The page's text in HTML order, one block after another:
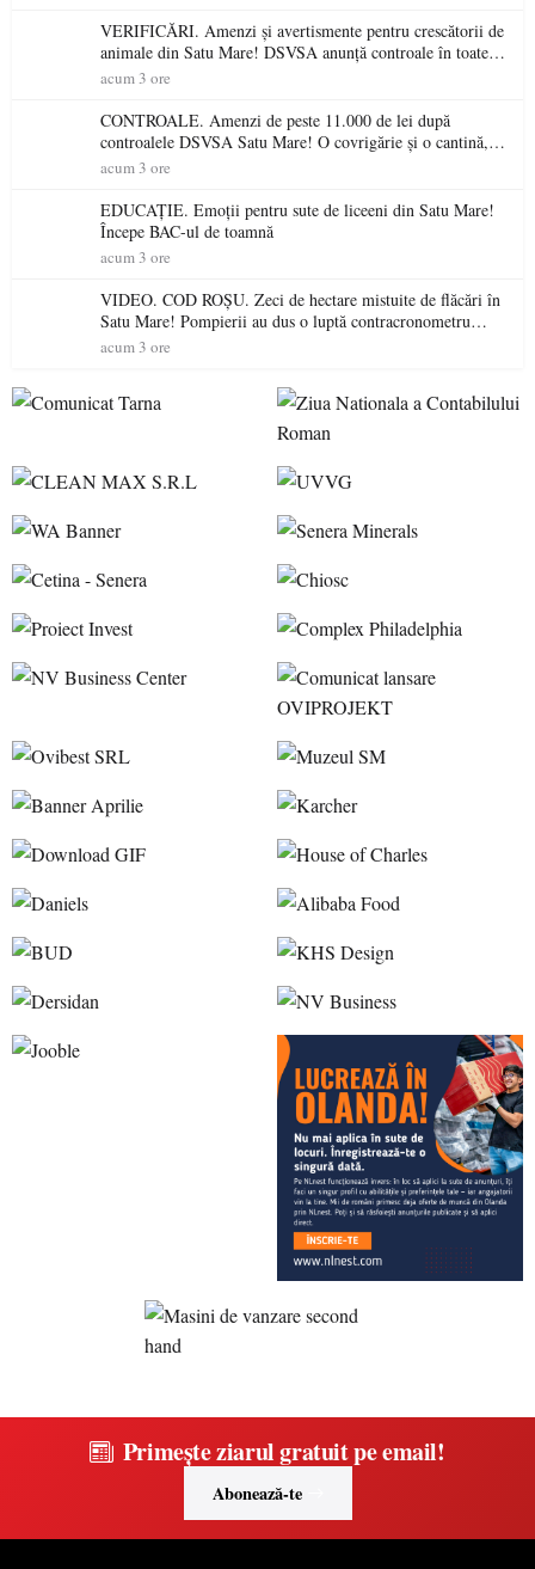
VERIFICĂRI. Amenzi și avertismente pentru crescătorii de
animale din Satu Mare! DSVSA anunță controale în toate
gospodăriile și face apel la respectarea legii
acum 3 ore
CONTROALE. Amenzi de peste 11.000 de lei după
controalele DSVSA Satu Mare! O covrigărie și o cantină,
sancționate pentru nereguli
acum 3 ore
EDUCAȚIE. Emoții pentru sute de liceeni din Satu Mare!
Începe BAC-ul de toamnă
acum 3 ore
VIDEO. COD ROȘU. Zeci de hectare mistuite de flăcări în
Satu Mare! Pompierii au dus o luptă contracronometru
pentru a salva o pădure de la dezastru
acum 3 ore
Primește ziarul gratuit pe email!
Abonează-te